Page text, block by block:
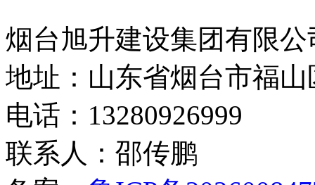
烟台旭升建设集团有限
地址：山东省烟台市福
电话：13280926999
联系人：邵传鹏